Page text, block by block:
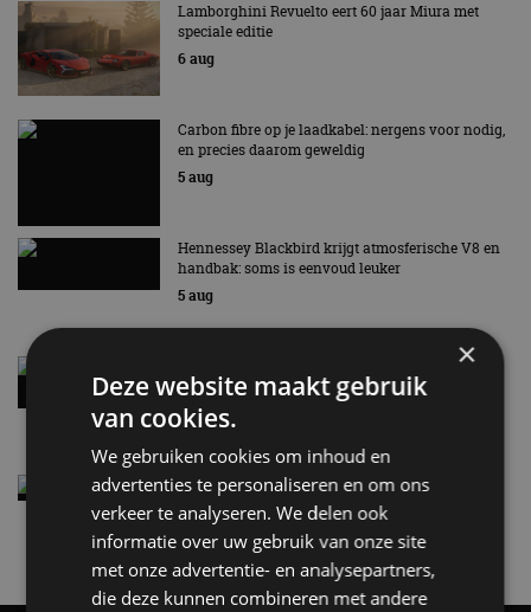
Lamborghini Revuelto eert 60 jaar Miura met
speciale editie
6 aug
Carbon fibre op je laadkabel: nergens voor nodig,
en precies daarom geweldig
5 aug
Hennessey Blackbird krijgt atmosferische V8 en
handbak: soms is eenvoud leuker
5 aug
Audi A2 e-Tron mikt op verbruik van 12,8 kWh
per 100 kilometer
4 aug
Elektrische Geely E2 (tijdelijk) net zo goedkoop
als een Renault Twingo
×
Deze website maakt gebruik
van cookies.
We gebruiken cookies om inhoud en
advertenties te personaliseren en om ons
verkeer te analyseren. We delen ook
informatie over uw gebruik van onze site
met onze advertentie- en analysepartners,
die deze kunnen combineren met andere